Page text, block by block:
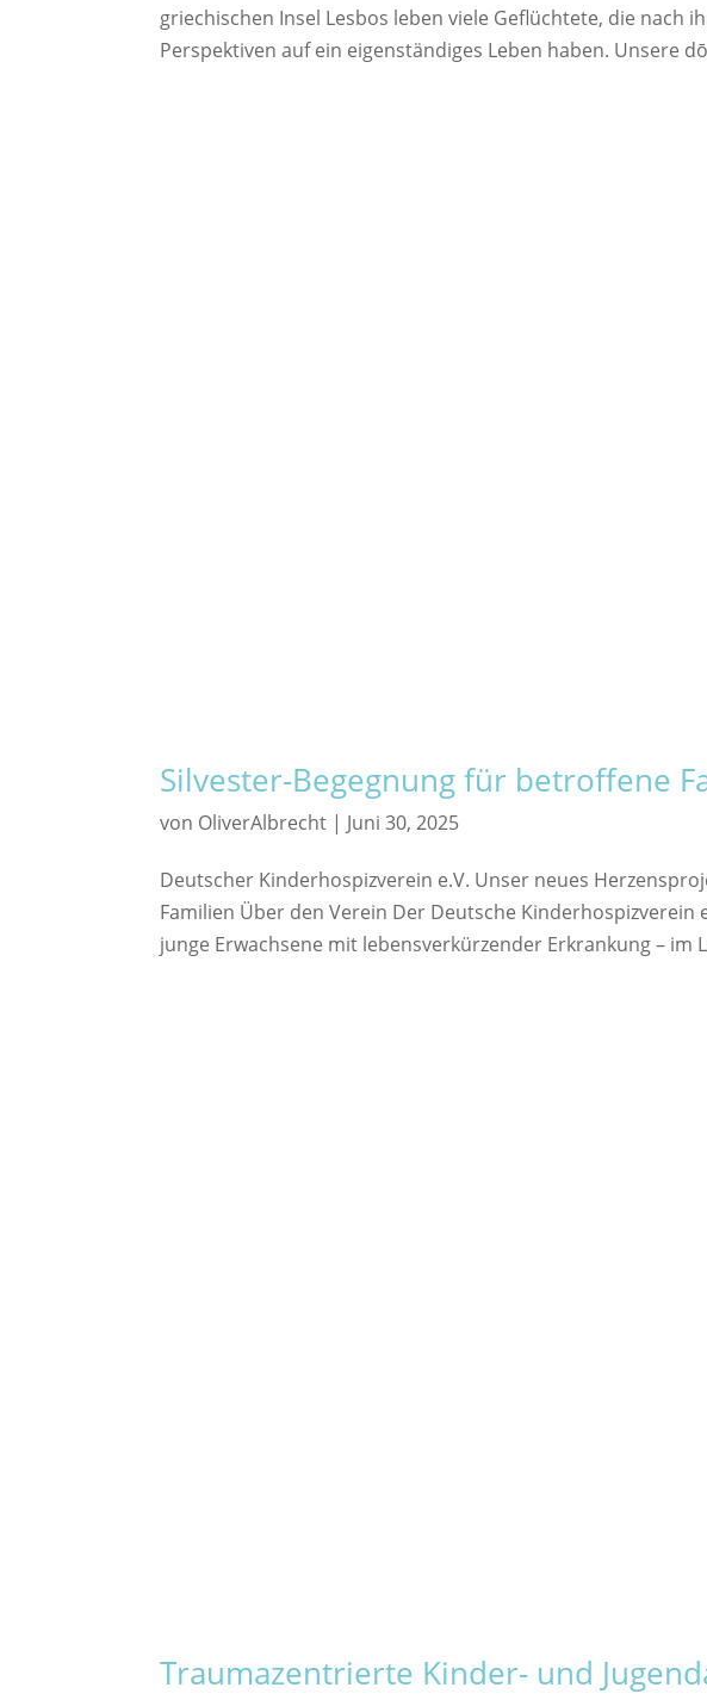
griechischen Insel Lesbos leben viele Geflüchtete, die nach
Perspektiven auf ein eigenständiges Leben haben. Unsere
Silvester-Begegnung für betroffene
von OliverAlbrecht | Juni 30, 2025
Deutscher Kinderhospizverein e.V. Unser neues
Familien Über den Verein Der Deutsche Kinderhospizverein
junge Erwachsene mit lebensverkürzender Erkrankung – im
Traumazentrierte Kinder- und